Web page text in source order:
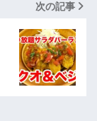
次の記事